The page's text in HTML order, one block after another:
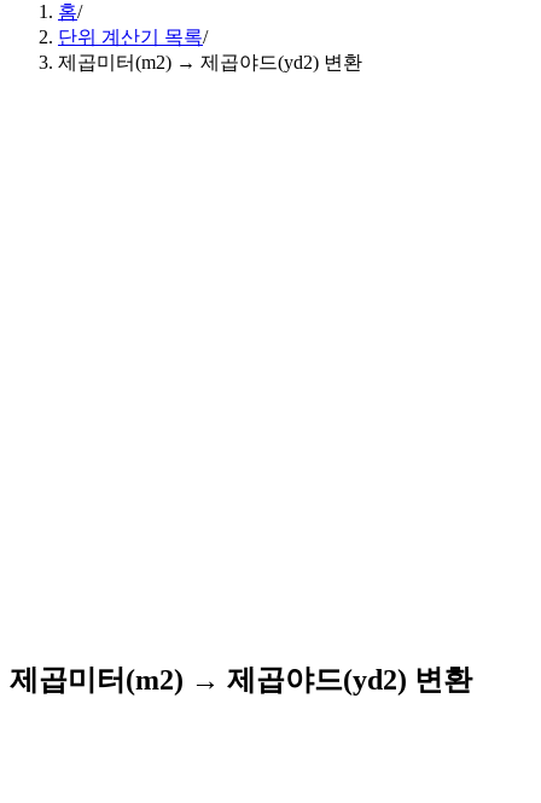
홈/
단위 계산기 목록/
제곱미터(m2) → 제곱야드(yd2) 변환
제곱미터(m2) → 제곱야드(yd2) 변환